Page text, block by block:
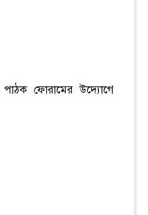
পাঠক ফোরামের উদ্যোগে